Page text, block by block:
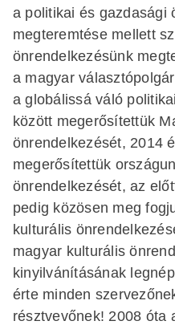
a politikai és gazdasági
megteremtése mellett
önrendelkezésünk
a magyar
a globálissá váló
között megerősítettük
önrendelkezését, 2014
megerősítettük
önrendelkezését, az
pedig közösen meg
kulturális
magyar kulturális
kinyilvánításának
érte minden
résztvevőnek! 2008 óta